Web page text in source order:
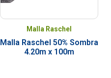
Malla Raschel
Malla Raschel 50% Sombra
4.20m x 100m